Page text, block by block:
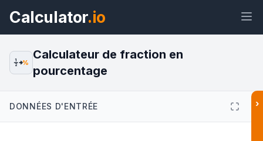
Calculator.io
1
2
%
Calculateur de fraction en
pourcentage
DONNÉES D'ENTRÉE ›